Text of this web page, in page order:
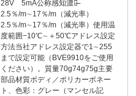
28V 5mA公称感知濃度̶
2.5％/m∼17％/m（減光率）
2.5％/m∼17％/m（減光率）使用温
度範囲−10℃∼＋50℃アドレス設定
方法当社アドレス設定器で1∼255
まで設定可能（BVE9910をご使用
ください）。質量70g74g75g主要
部品材質ボディ／ポリカーボネー
ト、色彩：グレー（マンセル記